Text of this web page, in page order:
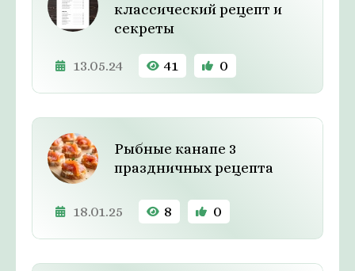
классический рецепт и
секреты
13.05.24 41 0
Рыбные канапе 3
праздничных рецепта
18.01.25 8 0